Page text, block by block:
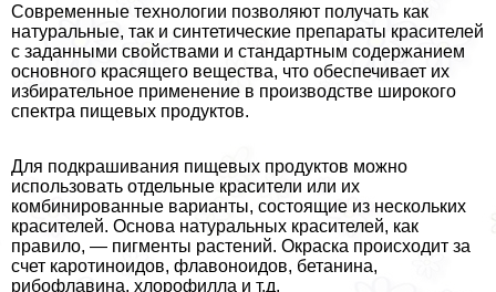
Современные технологии позволяют получать как
натуральные, так и синтетические препараты красителей
с заданными свойствами и стандартным содержанием
основного красящего вещества, что обеспечивает их
избирательное применение в производстве широкого
спектра пищевых продуктов.
Для подкрашивания пищевых продуктов можно
использовать отдельные красители или их
комбинированные варианты, состоящие из нескольких
красителей. Основа натуральных красителей, как
правило, — пигменты растений. Окраска происходит за
счет каротиноидов, флавоноидов, бетанина,
рибофлавина, хлорофилла и т.д.